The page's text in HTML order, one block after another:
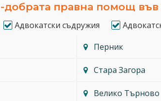
добрата правна помощ
Адвокатски съдружия
Перник
Стара Загора
Велико Търново